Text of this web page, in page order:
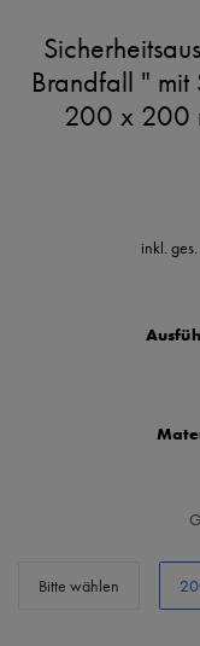
Brandfall "
200 x 200
inkl.
Bitte wählen